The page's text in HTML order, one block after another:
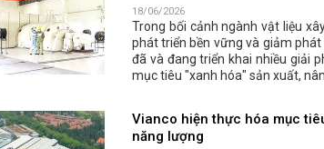
18/06/2026
Trong bối cảnh ngành vật liệu
phát triển bền vững và giảm
đã và đang triển khai nhiều giải
mục tiêu "xanh hóa" sản xuất,
Vianco hiện thực hóa mục
năng lượng